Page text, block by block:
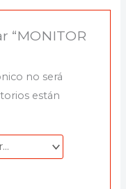
“MONITOR
no será
están